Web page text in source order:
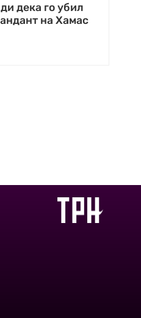
дека го убил
на Хамас